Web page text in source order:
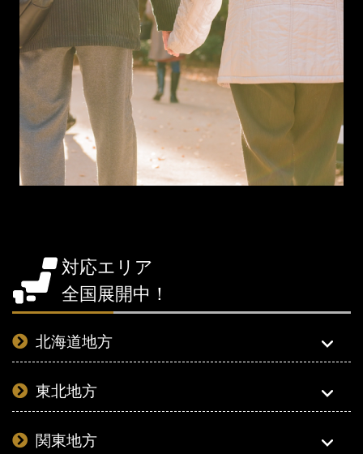
対応エリア
全国展開中！
北海道地方
東北地方
関東地方